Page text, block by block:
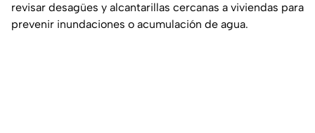
revisar desagües y alcantarillas cercanas a viviendas para
prevenir inundaciones o acumulación de agua.